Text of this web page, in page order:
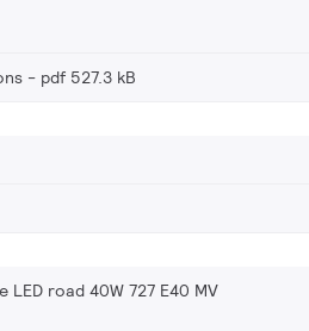
pdf 527.3 kB
LED road 40W 727 E40 MV